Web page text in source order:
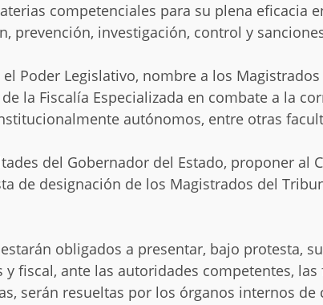
competenciales para su plena eficacia
prevención, investigación, control y
Poder Legislativo, nombre a los
la Fiscalía Especializada en combate a la
autónomos, entre otras
del Gobernador del Estado, proponer al
de designación de los Magistrados del
obligados a presentar, bajo protesta,
fiscal, ante las autoridades competentes, las
serán resueltas por los órganos internos de